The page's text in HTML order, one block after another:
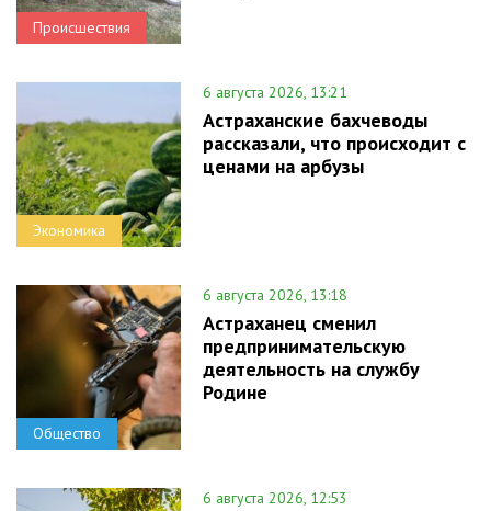
Происшествия
Экономика
6 августа 2026, 13:21
Астраханские бахчеводы
рассказали, что происходит с
ценами на арбузы
Общество
6 августа 2026, 13:18
Астраханец сменил
предпринимательскую
деятельность на службу
Родине
6 августа 2026, 12:53